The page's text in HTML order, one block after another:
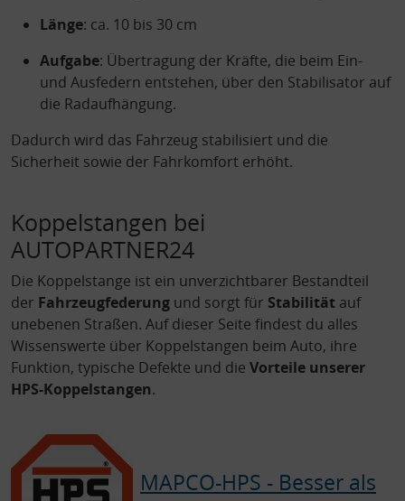
Länge: ca. 10 bis 30 cm
Aufgabe: Übertragung der Kräfte, die beim Ein-
und Ausfedern entstehen, über den Stabilisator auf
die Radaufhängung.
Dadurch wird das Fahrzeug stabilisiert und die
Sicherheit sowie der Fahrkomfort erhöht.
Koppelstangen bei
AUTOPARTNER24
Die Koppelstange ist ein unverzichtbarer Bestandteil
der Fahrzeugfederung und sorgt für Stabilität auf
unebenen Straßen. Auf dieser Seite findest du alles
Wissenswerte über Koppelstangen beim Auto, ihre
Funktion, typische Defekte und die Vorteile unserer
HPS-Koppelstangen.
MAPCO-HPS - Besser als